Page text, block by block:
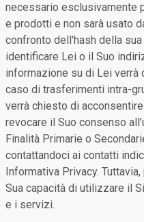
necessario esclusivamente
e prodotti e non sarà usato
confronto dell'hash della
identificare Lei o il Suo
informazione su di Lei verrà
caso di trasferimenti intra-
verrà chiesto di
revocare il Suo consenso
Finalità Primarie o
contattandoci ai contatti
Informativa Privacy.
Sua capacità di utilizzare il
e i servizi.